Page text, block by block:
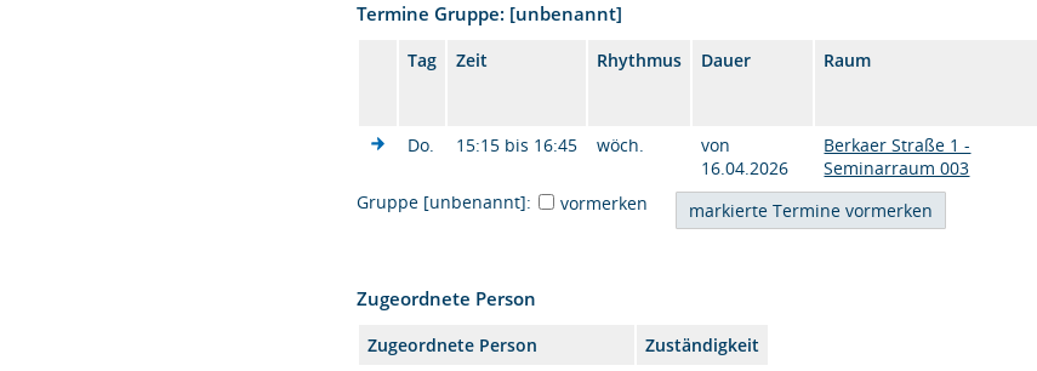
Termine Gruppe: [unbenannt]
Tag Zeit Rhythmus Dauer Raum
Do.
15:15 bis 16:45 wöch.
von
16.04.2026
Berkaer Straße 1 -
Seminarraum 003
Gruppe [unbenannt]:
vormerken
Zugeordnete Person
Zugeordnete Person
Zuständigkeit